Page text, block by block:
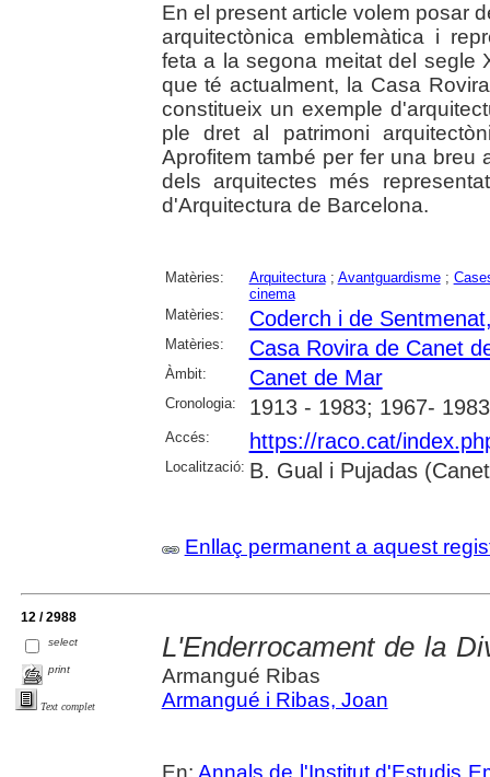
En el present article volem posar
arquitectònica emblemàtica i
feta a la segona meitat del segle
que té actualment, la Casa
constitueix un exemple
ple dret al patrimoni
Aprofitem també per fer una breu
dels arquitectes més
d'Arquitectura de Barcelona.
Matèries: Arquitectura; Avantguardisme;
cinema
Matèries:
Coderch i de
Matèries: Casa Rovira de Canet
Àmbit: Canet de Mar
Cronologia: 1913 - 1983; 1967-
Accés: https://raco.cat/
Localització: B. Gual i Pujadas
Enllaç permanent a aquest
12 / 2988
select
print
Text complet
L'Enderrocament de la
Armangué Ribas
Armangué i Ribas, Joan
En:Annals de l'Institut d'Estudis